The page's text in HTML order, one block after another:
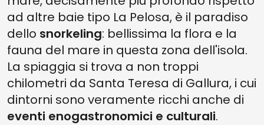
ad altre baie tipo La Pelosa, è il paradiso
dello snorkeling: bellissima la flora e la
fauna del mare in questa zona dell'isola.
La spiaggia si trova a non troppi
chilometri da Santa Teresa di Gallura, i cui
dintorni sono veramente ricchi anche di
eventi enogastronomici e culturali.